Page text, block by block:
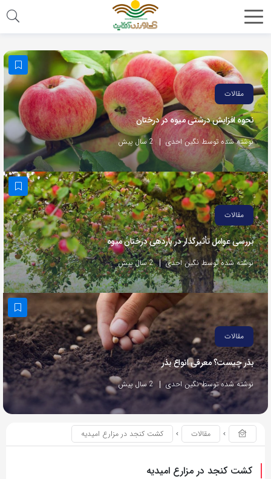
مقالات
نحوه افزایش درشتی میوه در درختان
نوشته شده توسط نگین احدی 2 سال پیش
مقالات
بررسی عوامل تأثیرگذار در باردهی درختان میوه
نوشته شده توسط نگین احدی 2 سال پیش
مقالات
بذر چیست؟ معرفی انواع بذر
نوشته شده توسط نگین احدی 2 سال پیش
مقالات كشت كنجد در مزارع اميديه
كشت كنجد در مزارع اميديه